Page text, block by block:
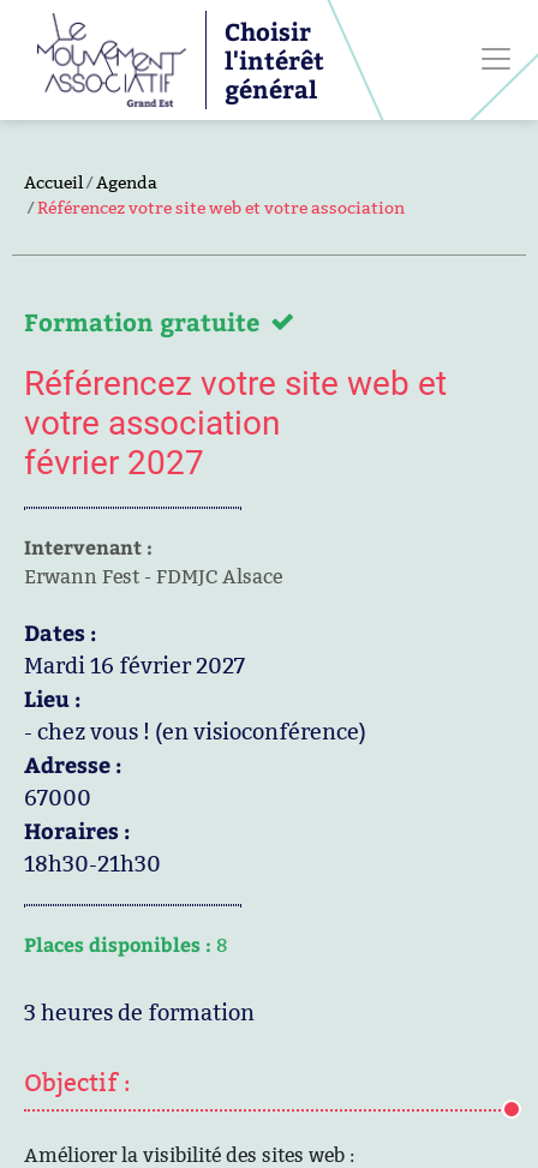
Choisir
l'intérêt
général
Accueil
Agenda
Référencez votre site web et votre association
Formation gratuite
Référencez votre site web et
votre association
février 2027
Intervenant :
Erwann Fest - FDMJC Alsace
Dates :
Mardi 16 février 2027
Lieu :
- chez vous ! (en visioconférence)
Adresse :
67000
Horaires :
18h30-21h30
Places disponibles : 8
3 heures de formation
Objectif :
Améliorer la visibilité des sites web :